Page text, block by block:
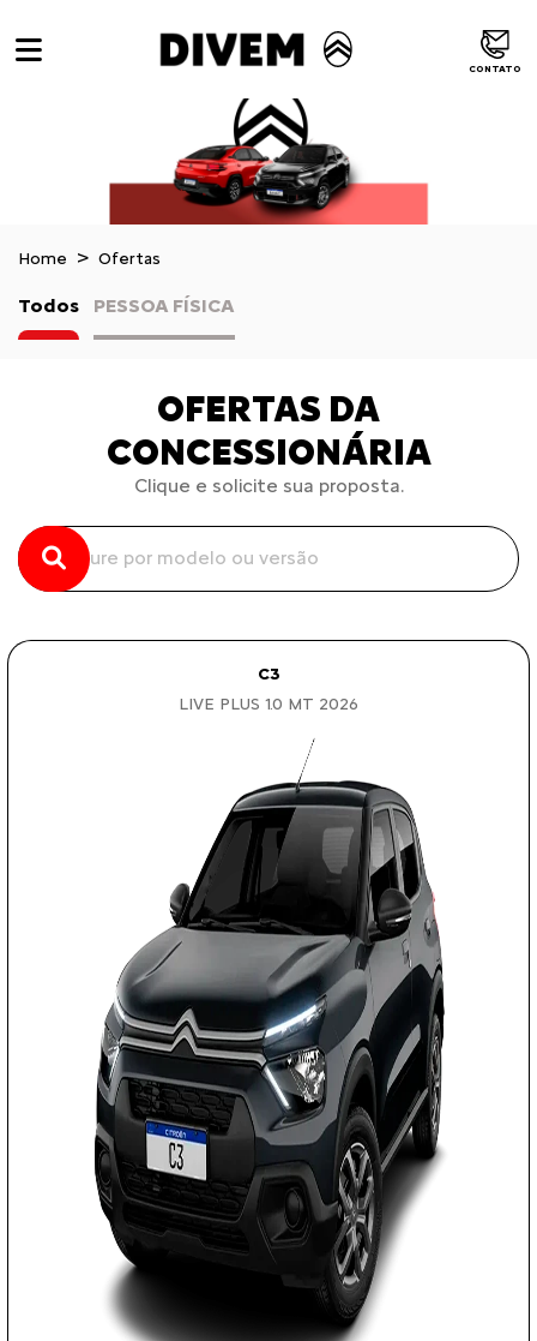
CONTATO
Home Ofertas
Todos PESSOA FÍSICA
OFERTAS DA
CONCESSIONÁRIA
Clique e solicite sua proposta.
C3
LIVE PLUS 1.0 MT 2026